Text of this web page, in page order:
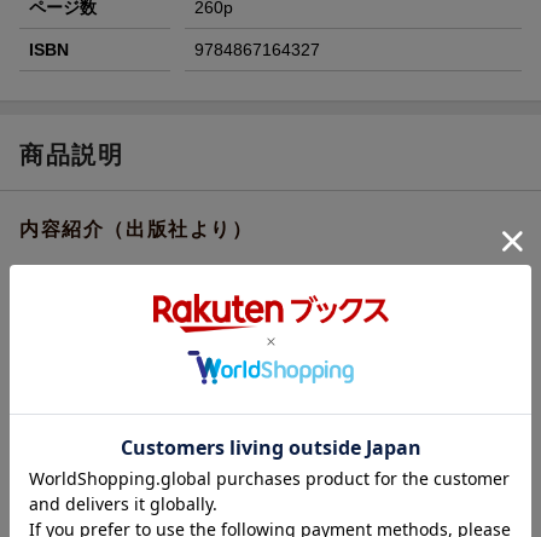
ページ数 260p
ISBN 9784867164327
商品説明
内容紹介（出版社より）
会いたい人に会える時間が与えられる不思議な場所、
『さよならの向う側』
会えるのは自分が死んだことを知らない人だけ、
という困難なルールのある中、
案内人・谷口と常盤は、今日もここを訪れる人たちを
『--あなたが、最後に会いたい人は誰ですか？」』